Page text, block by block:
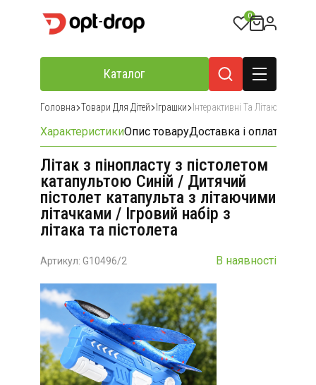
0
Каталог
Головна Товари Для Дітей Іграшки Інтерактивні Та Літаючі
ХарактеристикиОпис товаруДоставка і оплата
Літак з пінопласту з пістолетом
катапультою Синій / Дитячий
пістолет катапульта з літаючими
літачками / Ігровий набір з
літака та пістолета
Артикул: G10496/2 В наявності